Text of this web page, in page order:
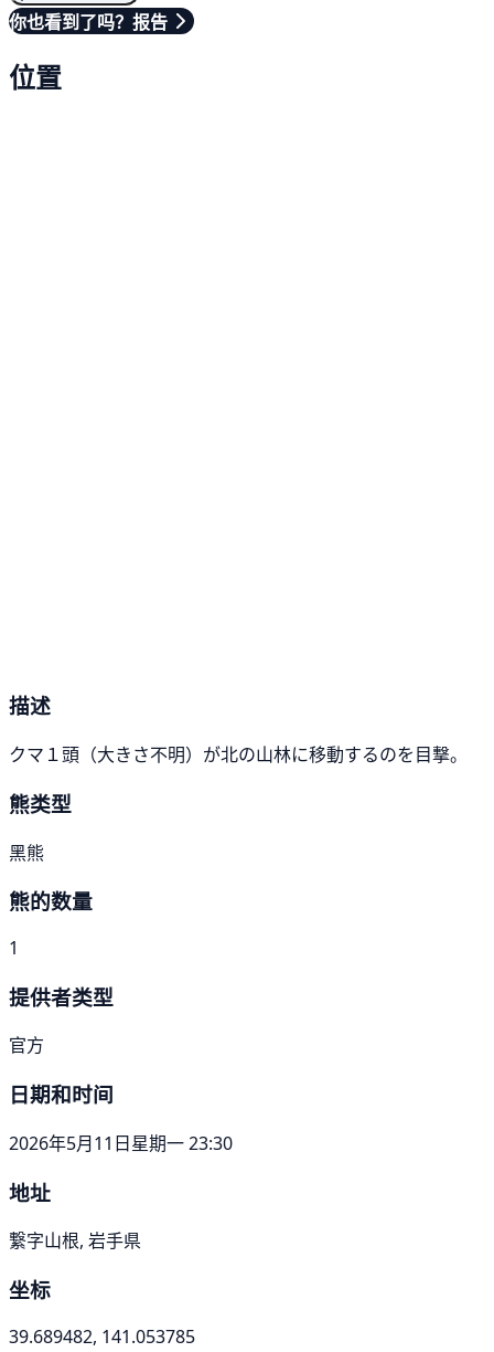
你也看到了吗？报告
位置
描述
クマ１頭（大きさ不明）が北の山林に移動するのを目撃。
熊类型
黑熊
熊的数量
1
提供者类型
官方
日期和时间
2026年5月11日星期一 23:30
地址
繋字山根, 岩手県
坐标
39.689482, 141.053785